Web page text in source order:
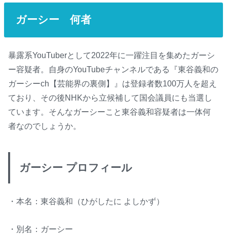
ガーシー 何者
暴露系YouTuberとして2022年に一躍注目を集めたガーシ
ー容疑者。自身のYouTubeチャンネルである『東谷義和の
ガーシーch【芸能界の裏側】』は登録者数100万人を超え
ており、その後NHKから立候補して国会議員にも当選し
ています。そんなガーシーこと東谷義和容疑者は一体何
者なのでしょうか。
ガーシー プロフィール
・本名：東谷義和（ひがしたに よしかず）
・別名：ガーシー